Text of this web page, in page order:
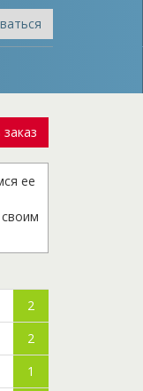
ее
2
2
1